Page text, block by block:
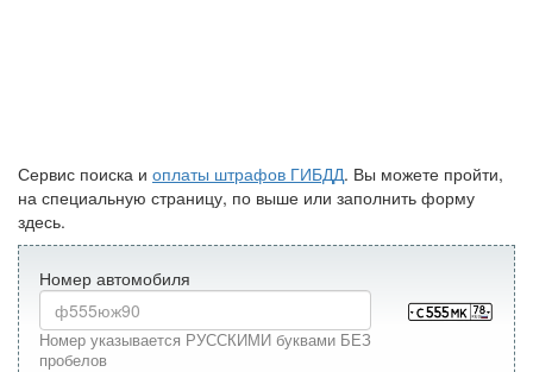
Сервис поиска и оплаты штрафов ГИБДД. Вы можете пройти,
на специальную страницу, по выше или заполнить форму
здесь.
Номер автомобиля
Номер указывается РУССКИМИ буквами БЕЗ
пробелов